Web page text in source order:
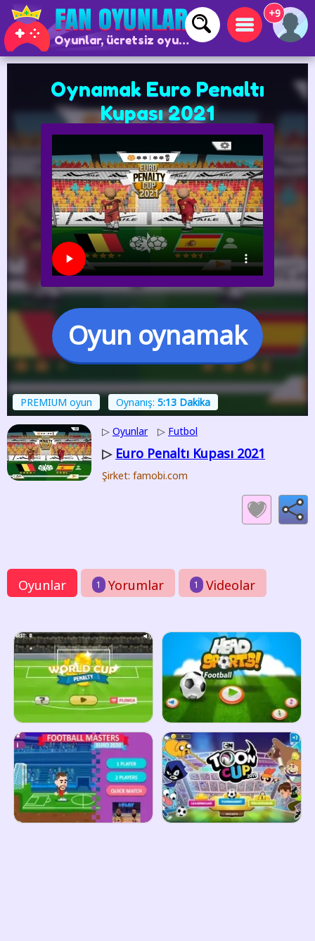
Oyunlar, ücretsiz oyunlar ve çevrimiçi oyunlar
+9
Oynamak Euro Penaltı
Kupası 2021
Oyun oynamak
PREMIUM oyun Oynanış: 5:13 Dakika
▷ Oyunlar ▷ Futbol
▷ Euro Penaltı Kupası 2021
Şirket: famobi.com
Oyunlar 1 Yorumlar 1 Videolar